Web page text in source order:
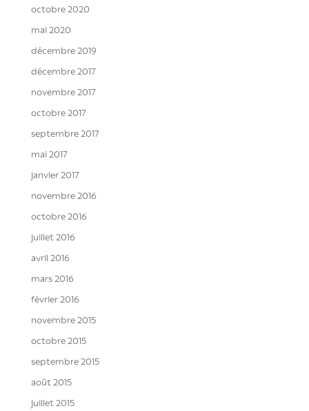
octobre 2020
mai 2020
décembre 2019
décembre 2017
novembre 2017
octobre 2017
septembre 2017
mai 2017
janvier 2017
novembre 2016
octobre 2016
juillet 2016
avril 2016
mars 2016
février 2016
novembre 2015
octobre 2015
septembre 2015
août 2015
juillet 2015